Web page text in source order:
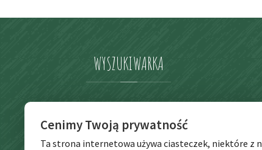
WYSZUKIWARKA
dla:
Szukaj
Cenimy Twoją prywatność
Ta strona internetowa używa ciasteczek, niektóre z